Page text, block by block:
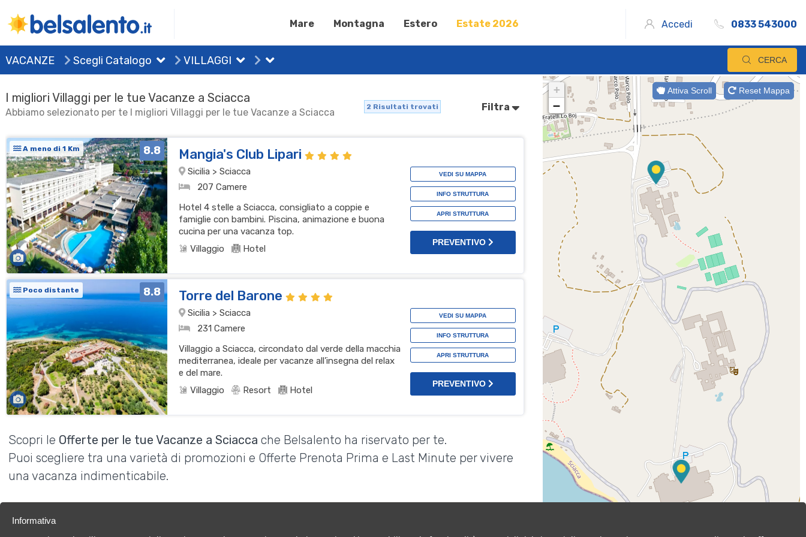
Mare Montagna Estero Estate 2026 Accedi 0833 543000
VACANZE Scegli Catalogo VILLAGGI CERCA
I migliori Villaggi per le tue Vacanze a Sciacca
Abbiamo selezionato per te I migliori Villaggi per le tue Vacanze a Sciacca 2 Risultati trovati Filtra
A meno di 1 Km 8.8 Mangia's Club Lipari
Sicilia > Sciacca
207 Camere
Hotel 4 stelle a Sciacca, consigliato a coppie e
famiglie con bambini. Piscina, animazione e buona
cucina per una vacanza top.
Villaggio
Hotel
VEDI SU MAPPA
INFO STRUTTURA
APRI STRUTTURA
PREVENTIVO
Poco distante 8.8 Torre del Barone
Sicilia > Sciacca
231 Camere
Villaggio a Sciacca, circondato dal verde della macchia
mediterranea, ideale per vacanze all’insegna del relax
e del mare.
Villaggio
Resort Hotel
VEDI SU MAPPA
INFO STRUTTURA
APRI STRUTTURA
PREVENTIVO
Scopri le Offerte per le tue Vacanze a Sciacca che Belsalento ha riservato per te.
Puoi scegliere tra una varietà di promozioni e Offerte Prenota Prima e Last Minute per vivere
una vacanza indimenticabile.
Attiva Scroll Reset Mappa
+
−
Informativa